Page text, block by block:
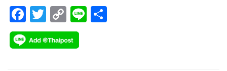
F
ac
e
T
wi
tt
C
o
p
Li